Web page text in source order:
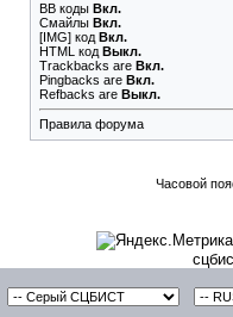
BB коды Вкл.
Смайлы Вкл.
[IMG] код Вкл.
HTML код Выкл.
Trackbacks are Вкл.
Pingbacks are Вкл.
Refbacks are Выкл.
Правила форума
Часовой